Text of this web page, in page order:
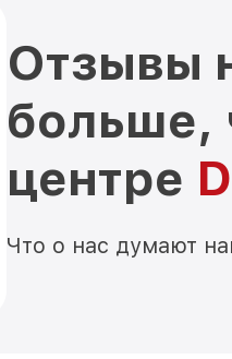
Отзывы
больше,
центре
Что о нас думают